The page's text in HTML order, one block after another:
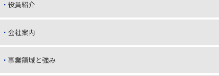
役員紹介
会社案内
事業領域と強み